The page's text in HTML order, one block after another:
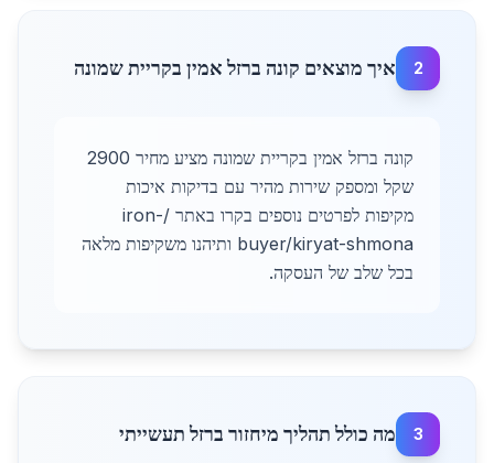
2 איך מוצאים קונה ברזל אמין בקריית שמונה
קונה ברזל אמין בקריית שמונה מציע מחיר 2900
שקל ומספק שירות מהיר עם בדיקות איכות
מקיפות לפרטים נוספים בקרו באתר /iron-
buyer/kiryat-shmona ותיהנו משקיפות מלאה
בכל שלב של העסקה.
3 מה כולל תהליך מיחזור ברזל תעשייתי